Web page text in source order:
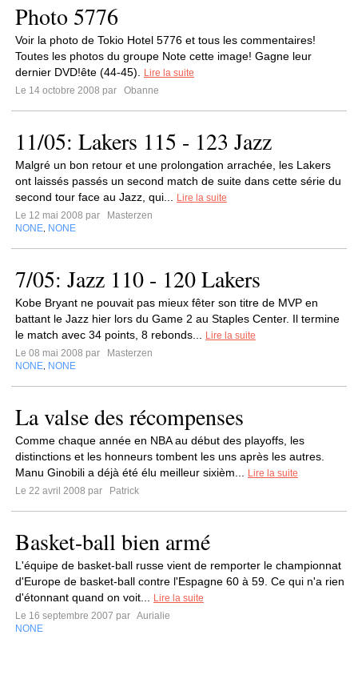
Photo 5776
Voir la photo de Tokio Hotel 5776 et tous les commentaires!
Toutes les photos du groupe Note cette image! Gagne leur
dernier DVD!ête (44-45).
Lire la suite
Le 14 octobre 2008 par
Obanne
11/05: Lakers 115 - 123 Jazz
Malgré un bon retour et une prolongation arrachée, les Lakers
ont laissés passés un second match de suite dans cette série du
second tour face au Jazz, qui...
Lire la suite
Le 12 mai 2008 par
Masterzen
NONE NONE
7/05: Jazz 110 - 120 Lakers
Kobe Bryant ne pouvait pas mieux fêter son titre de MVP en
battant le Jazz hier lors du Game 2 au Staples Center. Il termine
le match avec 34 points, 8 rebonds...
Lire la suite
Le 08 mai 2008 par
Masterzen
NONE NONE
La valse des récompenses
Comme chaque année en NBA au début des playoffs, les
distinctions et les honneurs tombent les uns après les autres.
Manu Ginobili a déjà été élu meilleur sixièm...
Lire la suite
Le 22 avril 2008 par
Patrick
Basket-ball bien armé
L'équipe de basket-ball russe vient de remporter le championnat
d'Europe de basket-ball contre l'Espagne 60 à 59. Ce qui n'a rien
d'étonnant quand on voit...
Lire la suite
Le 16 septembre 2007 par Aurialie
NONE